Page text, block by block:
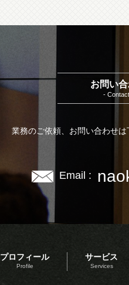
お問い
-
業務のご依頼、お問い合わせは
Email :
プロフィール
Profile
サービス
Services